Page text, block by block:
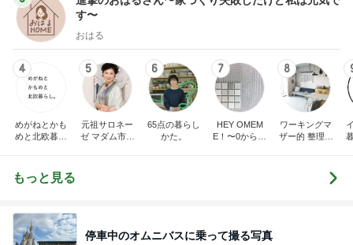
す〜
おはる
4
めがねとかも
めと北欧暮ら
5
元祖サロネー
ゼ マダム市川
6
65点の暮らし
かた。
7
HEY OMEM
E！〜0からの
8
ワーキングマ
ザー的 整理収
もっと見る
停車中のオムニバスに乗って撮る写真